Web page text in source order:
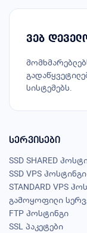
ვებ
სისტემებს.
სერვისები
SSD SHARED
SSD VPS ჰოსტინგი
STANDARD VPS
გამოყოფილი
FTP ჰოსტინგი
SSL პაკეტები